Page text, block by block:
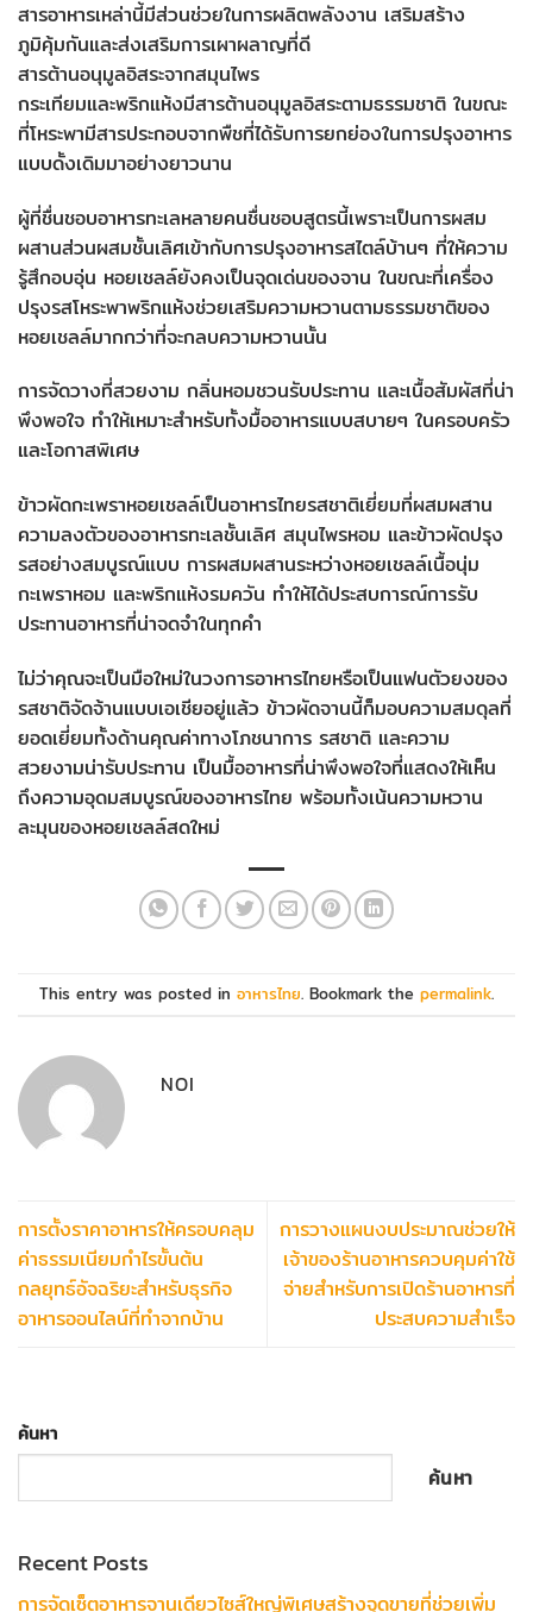
สารอาหารเหล่านี้มีส่วนช่วยในการผลิตพลังงาน เสริมสร้าง
ภูมิคุ้มกันและส่งเสริมการเผาผลาญที่ดี
สารต้านอนุมูลอิสระจากสมุนไพร
กระเทียมและพริกแห้งมีสารต้านอนุมูลอิสระตามธรรมชาติ ในขณะ
ที่โหระพามีสารประกอบจากพืชที่ได้รับการยกย่องในการปรุงอาหาร
แบบดั้งเดิมมาอย่างยาวนาน
ผู้ที่ชื่นชอบอาหารทะเลหลายคนชื่นชอบสูตรนี้เพราะเป็นการผสม
ผสานส่วนผสมชั้นเลิศเข้ากับการปรุงอาหารสไตล์บ้านๆ ที่ให้ความ
รู้สึกอบอุ่น หอยเชลล์ยังคงเป็นจุดเด่นของจาน ในขณะที่เครื่อง
ปรุงรสโหระพาพริกแห้งช่วยเสริมความหวานตามธรรมชาติของ
หอยเชลล์มากกว่าที่จะกลบความหวานนั้น
การจัดวางที่สวยงาม กลิ่นหอมชวนรับประทาน และเนื้อสัมผัสที่น่า
พึงพอใจ ทำให้เหมาะสำหรับทั้งมื้ออาหารแบบสบายๆ ในครอบครัว
และโอกาสพิเศษ
ข้าวผัดกะเพราหอยเชลล์เป็นอาหารไทยรสชาติเยี่ยมที่ผสมผสาน
ความลงตัวของอาหารทะเลชั้นเลิศ สมุนไพรหอม และข้าวผัดปรุง
รสอย่างสมบูรณ์แบบ การผสมผสานระหว่างหอยเชลล์เนื้อนุ่ม
กะเพราหอม และพริกแห้งรมควัน ทำให้ได้ประสบการณ์การรับ
ประทานอาหารที่น่าจดจำในทุกคำ
ไม่ว่าคุณจะเป็นมือใหม่ในวงการอาหารไทยหรือเป็นแฟนตัวยงของ
รสชาติจัดจ้านแบบเอเชียอยู่แล้ว ข้าวผัดจานนี้ก็มอบความสมดุลที่
ยอดเยี่ยมทั้งด้านคุณค่าทางโภชนาการ รสชาติ และความ
สวยงามน่ารับประทาน เป็นมื้ออาหารที่น่าพึงพอใจที่แสดงให้เห็น
ถึงความอุดมสมบูรณ์ของอาหารไทย พร้อมทั้งเน้นความหวาน
ละมุนของหอยเชลล์สดใหม่
This entry was posted in อาหารไทย. Bookmark the permalink.
NOI
การตั้งราคาอาหารให้ครอบคลุม
ค่าธรรมเนียมกำไรขั้นต้น
กลยุทธ์อัจฉริยะสำหรับธุรกิจ
อาหารออนไลน์ที่ทำจากบ้าน
การวางแผนงบประมาณช่วยให้
เจ้าของร้านอาหารควบคุมค่าใช้
จ่ายสำหรับการเปิดร้านอาหารที่
ประสบความสำเร็จ
ค้นหา
ค้นหา
Recent Posts
การจัดเซ็ตอาหารจานเดียวไซส์ใหญ่พิเศษสร้างจุดขายที่ช่วยเพิ่ม